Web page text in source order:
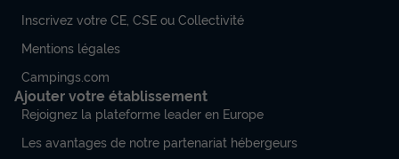
Inscrivez votre CE, CSE ou Collectivité
Mentions légales
Campings.com
Ajouter votre établissement
Rejoignez la plateforme leader en Europe
Les avantages de notre partenariat hébergeurs